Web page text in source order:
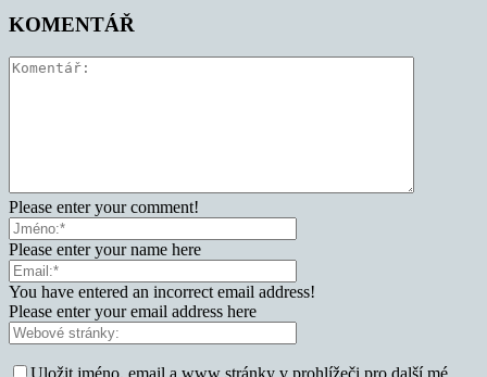
KOMENTÁŘ
Please enter your comment!
Please enter your name here
You have entered an incorrect email address!
Please enter your email address here